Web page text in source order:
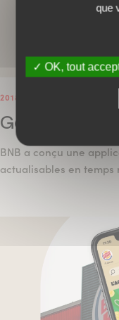
2018 ADMIN SYSTEM -
Gestick
BNB a conçu une
actualisables en temps
que
✓ OK, tout